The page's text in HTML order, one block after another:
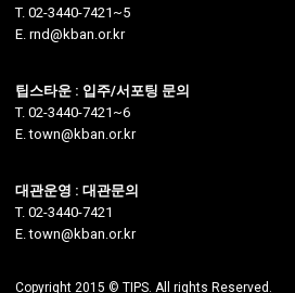
T. 02-3440-7421~5
E. rnd@kban.or.kr
팁스타운 : 입주/서포팅 문의
T. 02-3440-7421~6
E. town@kban.or.kr
대관운영 : 대관문의
T. 02-3440-7421
E. town@kban.or.kr
Copyright 2015 © TIPS. All rights Reserved.